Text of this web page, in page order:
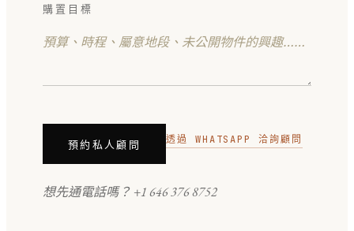
購置目標
預約私人顧問 透過 WHATSAPP 洽詢顧問
想先通電話嗎？ +1 646 376 8752